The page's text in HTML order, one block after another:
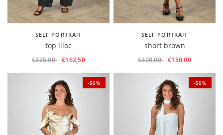
SELF PORTRAIT
top lilac
€325,00 €162,50
SELF PORTRAIT
short brown
€300,00 €150,00
-50% -50%